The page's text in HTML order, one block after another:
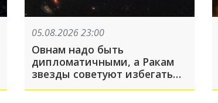
05.08.2026 23:00
Овнам надо быть
дипломатичными, а Ракам
звезды советуют избегать
критики в личных